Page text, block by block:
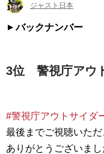
ジャスト日本
バックナンバー
3位 警視庁アウ
#警視庁アウトサイダ
最後までご視聴いただ
ありがとうございまし